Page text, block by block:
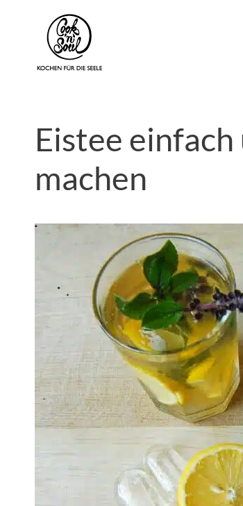
Eistee
machen